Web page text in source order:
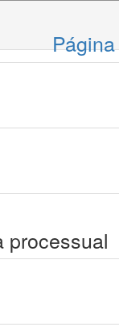
processual